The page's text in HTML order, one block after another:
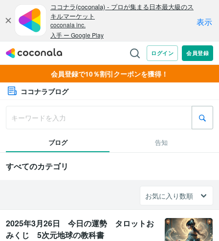
会員登録で10％割引クーポンを獲得！
ココナラブログ
ブログ 告知
すべてのカテゴリ
2025年3月26日 今日の運勢 タロットお
みくじ 5次元地球の教科書